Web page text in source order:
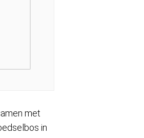
met
in